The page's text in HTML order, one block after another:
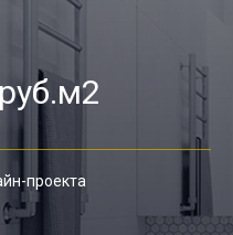
проекта